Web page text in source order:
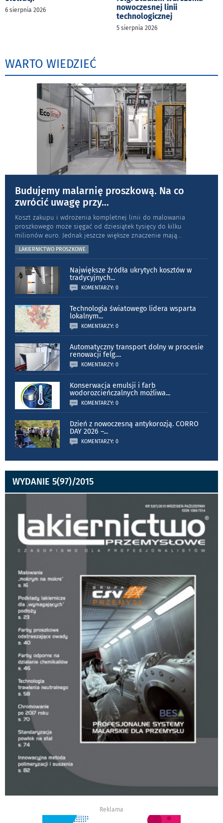
6 sierpnia 2026
nowoczesnej linii
technologicznej
5 sierpnia 2026
WARTO WIEDZIEĆ
Budujemy malarnię proszkową. Na co
zwrócić uwagę przy...
Koszt zakupu i wdrożenia kompletnej linii do malowania
proszkowego może sięgać od dziesiątek tysięcy do kilku
milionów euro. Jednak jeszcze większe znaczenie mają
LAKIERNICTWO PROSZKOWE
Największe źródła ukrytych kosztów w
tradycyjnych...
KOMENTARZY: 0
Technologia światowego lidera wsparta
lokalnym...
KOMENTARZY: 0
Automatyczny transport dolny w procesie
renowacji felg....
KOMENTARZY: 0
Konserwacja emulsji i farb
wodorozcieńczalnych możliwa...
KOMENTARZY: 0
Dzień z nowoczesną antykorozją. CORRO
DAY 2026 –...
KOMENTARZY: 0
WYDANIE 5(97)/2015
Reklama